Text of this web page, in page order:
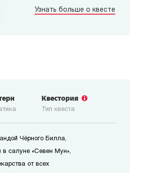
Узнать больше о квесте
Тип квеста
Квестория
Чёрного Билла,
салуне «Севен Мун»,
от всех